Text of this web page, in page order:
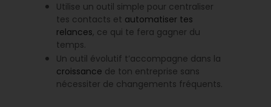
Utilise un outil simple pour centraliser
tes contacts et automatiser tes
relances, ce qui te fera gagner du
temps.
Un outil évolutif t’accompagne dans la
croissance de ton entreprise sans
nécessiter de changements fréquents.